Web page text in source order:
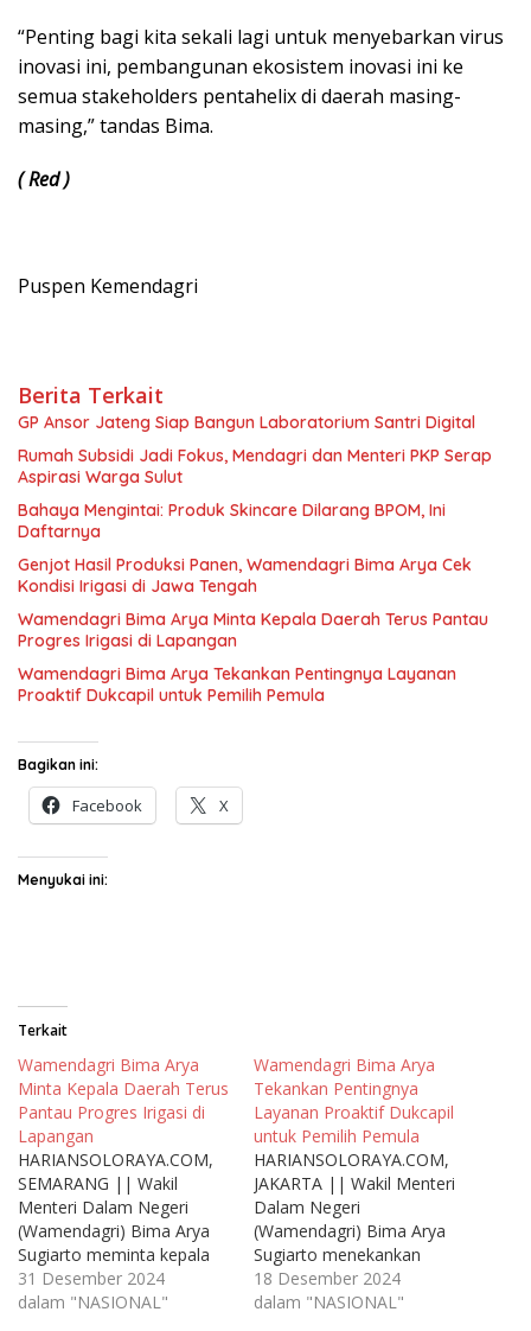
“Penting bagi kita sekali lagi untuk menyebarkan virus
inovasi ini, pembangunan ekosistem inovasi ini ke
semua stakeholders pentahelix di daerah masing-
masing,” tandas Bima.
( Red )
Puspen Kemendagri
Berita Terkait
GP Ansor Jateng Siap Bangun Laboratorium Santri Digital
Rumah Subsidi Jadi Fokus, Mendagri dan Menteri PKP Serap
Aspirasi Warga Sulut
Bahaya Mengintai: Produk Skincare Dilarang BPOM, Ini
Daftarnya
Genjot Hasil Produksi Panen, Wamendagri Bima Arya Cek
Kondisi Irigasi di Jawa Tengah
Wamendagri Bima Arya Minta Kepala Daerah Terus Pantau
Progres Irigasi di Lapangan
Wamendagri Bima Arya Tekankan Pentingnya Layanan
Proaktif Dukcapil untuk Pemilih Pemula
Bagikan ini:
Facebook X
Menyukai ini:
Terkait
Wamendagri Bima Arya
Minta Kepala Daerah Terus
Pantau Progres Irigasi di
Lapangan
HARIANSOLORAYA.COM,
SEMARANG || Wakil
Menteri Dalam Negeri
(Wamendagri) Bima Arya
Sugiarto meminta kepala
daerah terus memantau
progres irigasi di lapangan,
31 Desember 2024
dalam "NASIONAL"
Wamendagri Bima Arya
Tekankan Pentingnya
Layanan Proaktif Dukcapil
untuk Pemilih Pemula
HARIANSOLORAYA.COM,
JAKARTA || Wakil Menteri
Dalam Negeri
(Wamendagri) Bima Arya
Sugiarto menekankan
pentingnya layanan proaktif
dari Dinas Kependudukan
18 Desember 2024
dalam "NASIONAL"